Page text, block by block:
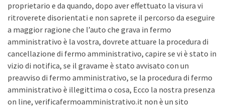
proprietario e da quando, dopo aver effettuato la visura vi
ritroverete disorientati e non saprete il percorso da eseguire
a maggior ragione che l’auto che grava in fermo
amministrativo è la vostra, dovrete attuare la procedura di
cancellazione di fermo amministrativo, capire se vi è stato in
vizio di notifica, se il gravame è stato avvisato con un
preavviso di fermo amministrativo, se la procedura di fermo
amministrativo è illegittima o cosa, Ecco la nostra presenza
on line, verificafermoamministrativo.it non è un sito